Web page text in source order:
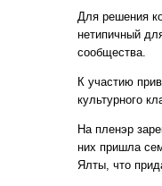
Для решения
нетипичный
сообщества.
К участию
культурного
На пленэр
них пришла
Ялты, что